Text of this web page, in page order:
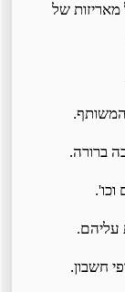
של
ברורה.
עליהם.
חשבון.